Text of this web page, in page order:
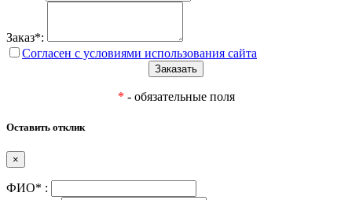
Заказ*:
Согласен с условиями использования сайта
* - обязательные поля
Оставить отклик
×
ФИО* :